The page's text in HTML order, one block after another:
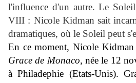
l'influence d'un autre.Le
VIII : Nicole Kidman sait
dramatiques, où le Soleil peut
En ce moment, Nicole
Grace de Monaco, née le 12
à Philadephie (Etats-Unis).